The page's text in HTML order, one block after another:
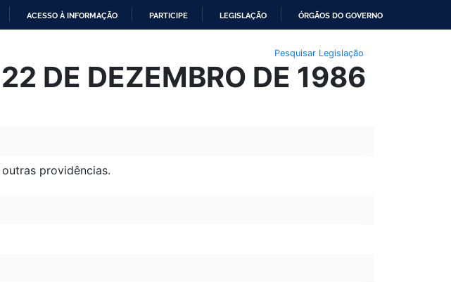
ACESSO À INFORMAÇÃO PARTICIPE LEGISLAÇÃO ÓRGÃOS DO GOVERNO
Pesquisar Legislação
DE DEZEMBRO DE 1986
providências.